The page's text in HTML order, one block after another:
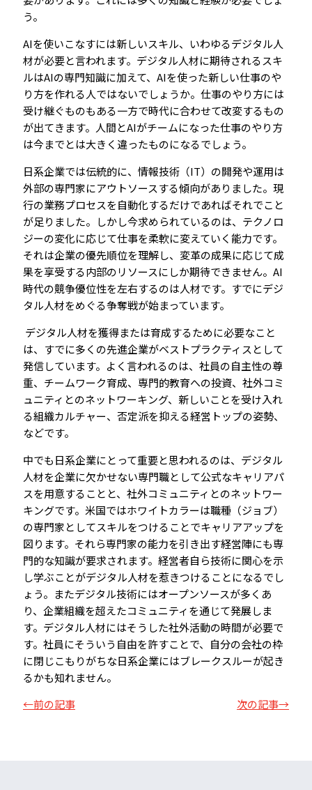
う。
AIを使いこなすには新しいスキル、いわゆるデジタル人
材が必要と言われます。デジタル人材に期待されるスキ
ルはAIの専門知識に加えて、AIを使った新しい仕事のや
り方を作れる人ではないでしょうか。仕事のやり方には
受け継ぐものもある一方で時代に合わせて改変するもの
が出てきます。人間とAIがチームになった仕事のやり方
は今までとは大きく違ったものになるでしょう。
日系企業では伝統的に、情報技術（IT）の開発や運用は
外部の専門家にアウトソースする傾向がありました。現
行の業務プロセスを自動化するだけであればそれでこと
が足りました。しかし今求められているのは、テクノロ
ジーの変化に応じて仕事を柔軟に変えていく能力です。
それは企業の優先順位を理解し、変革の成果に応じて成
果を享受する内部のリソースにしか期待できません。AI
時代の競争優位性を左右するのは人材です。すでにデジ
タル人材をめぐる争奪戦が始まっています。
デジタル人材を獲得または育成するために必要なこと
は、すでに多くの先進企業がベストプラクティスとして
発信しています。よく言われるのは、社員の自主性の尊
重、チームワーク育成、専門的教育への投資、社外コミ
ュニティとのネットワーキング、新しいことを受け入れ
る組織カルチャー、否定派を抑える経営トップの姿勢、
などです。
中でも日系企業にとって重要と思われるのは、デジタル
人材を企業に欠かせない専門職として公式なキャリアパ
スを用意することと、社外コミュニティとのネットワー
キングです。米国ではホワイトカラーは職種（ジョブ）
の専門家としてスキルをつけることでキャリアアップを
図ります。それら専門家の能力を引き出す経営陣にも専
門的な知識が要求されます。経営者自ら技術に関心を示
し学ぶことがデジタル人材を惹きつけることになるでし
ょう。またデジタル技術にはオープンソースが多くあ
り、企業組織を超えたコミュニティを通じて発展しま
す。デジタル人材にはそうした社外活動の時間が必要で
す。社員にそういう自由を許すことで、自分の会社の枠
に閉じこもりがちな日系企業にはブレークスルーが起き
るかも知れません。
←前の記事
次の記事→